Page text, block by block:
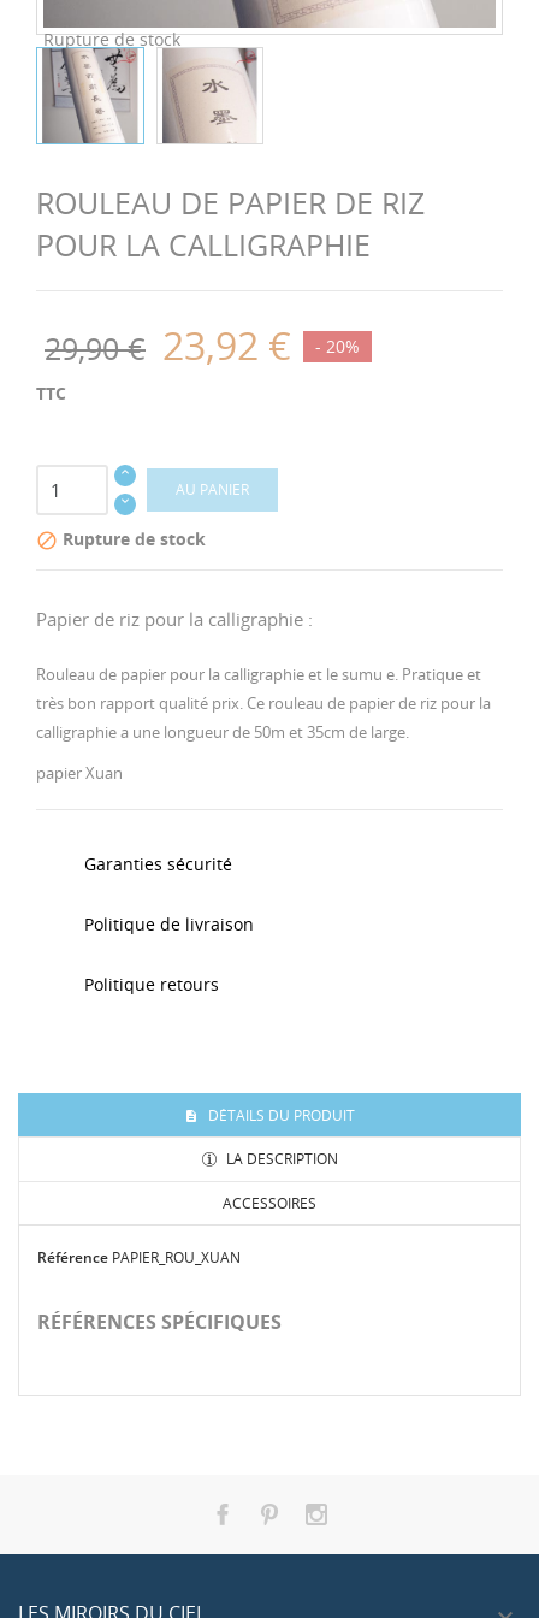
Rupture de stock
ROULEAU DE PAPIER DE RIZ
POUR LA CALLIGRAPHIE
29,90 € 23,92 € - 20%
TTC
AU PANIER
 Rupture de stock
Papier de riz pour la calligraphie :
Rouleau de papier pour la calligraphie et le sumu e. Pratique et
très bon rapport qualité prix. Ce rouleau de papier de riz pour la
calligraphie a une longueur de 50m et 35cm de large.
papier Xuan
Garanties sécurité
Politique de livraison
Politique retours
DÉTAILS DU PRODUIT
LA DESCRIPTION
ACCESSOIRES
Référence PAPIER_ROU_XUAN
RÉFÉRENCES SPÉCIFIQUES